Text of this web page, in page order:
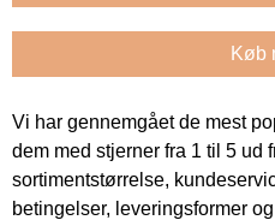
Køb
Vi har gennemgået de mest
dem med stjerner fra 1 til 5 ud
sortimentstørrelse,
betingelser, leveringsformer